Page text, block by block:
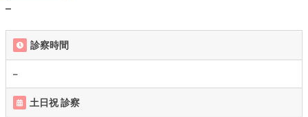
–
診察時間
–
土日祝 診察